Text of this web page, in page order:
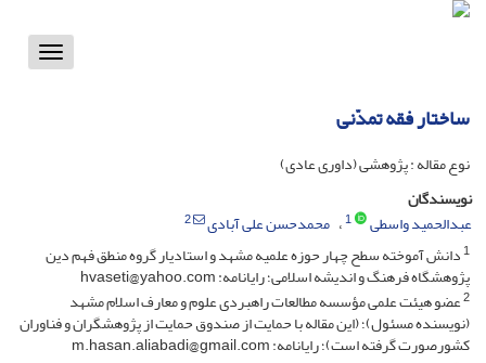
Toggle
ساختار فقه تمدّنی
نوع مقاله : پژوهشی (داوری عادی)
نویسندگان
عبدالحمید واسطی
1 محمدحسن علی آبادی
2
1دانش آموخته سطح چهار حوزه علمیه مشهد و استادیار گروه منطق فهم دین
پژوهشگاه فرهنگ و اندیشه اسلامی؛ رایانامه: hvaseti@yahoo.com
2عضو هیئت علمی مؤسسه مطالعات راهبردی علوم و معارف اسلام مشهد
(نویسنده مسئول)؛ (این مقاله با حمایت از صندوق حمایت از پژوهشگران و فناوران
کشورصورت گرفته است)؛ رایانامه: m.hasan.aliabadi@gmail.com